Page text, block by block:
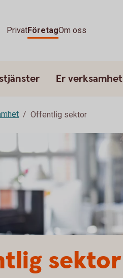
PrivatFöretagOm oss
Er verksamhet
Offentlig sektor
sektor